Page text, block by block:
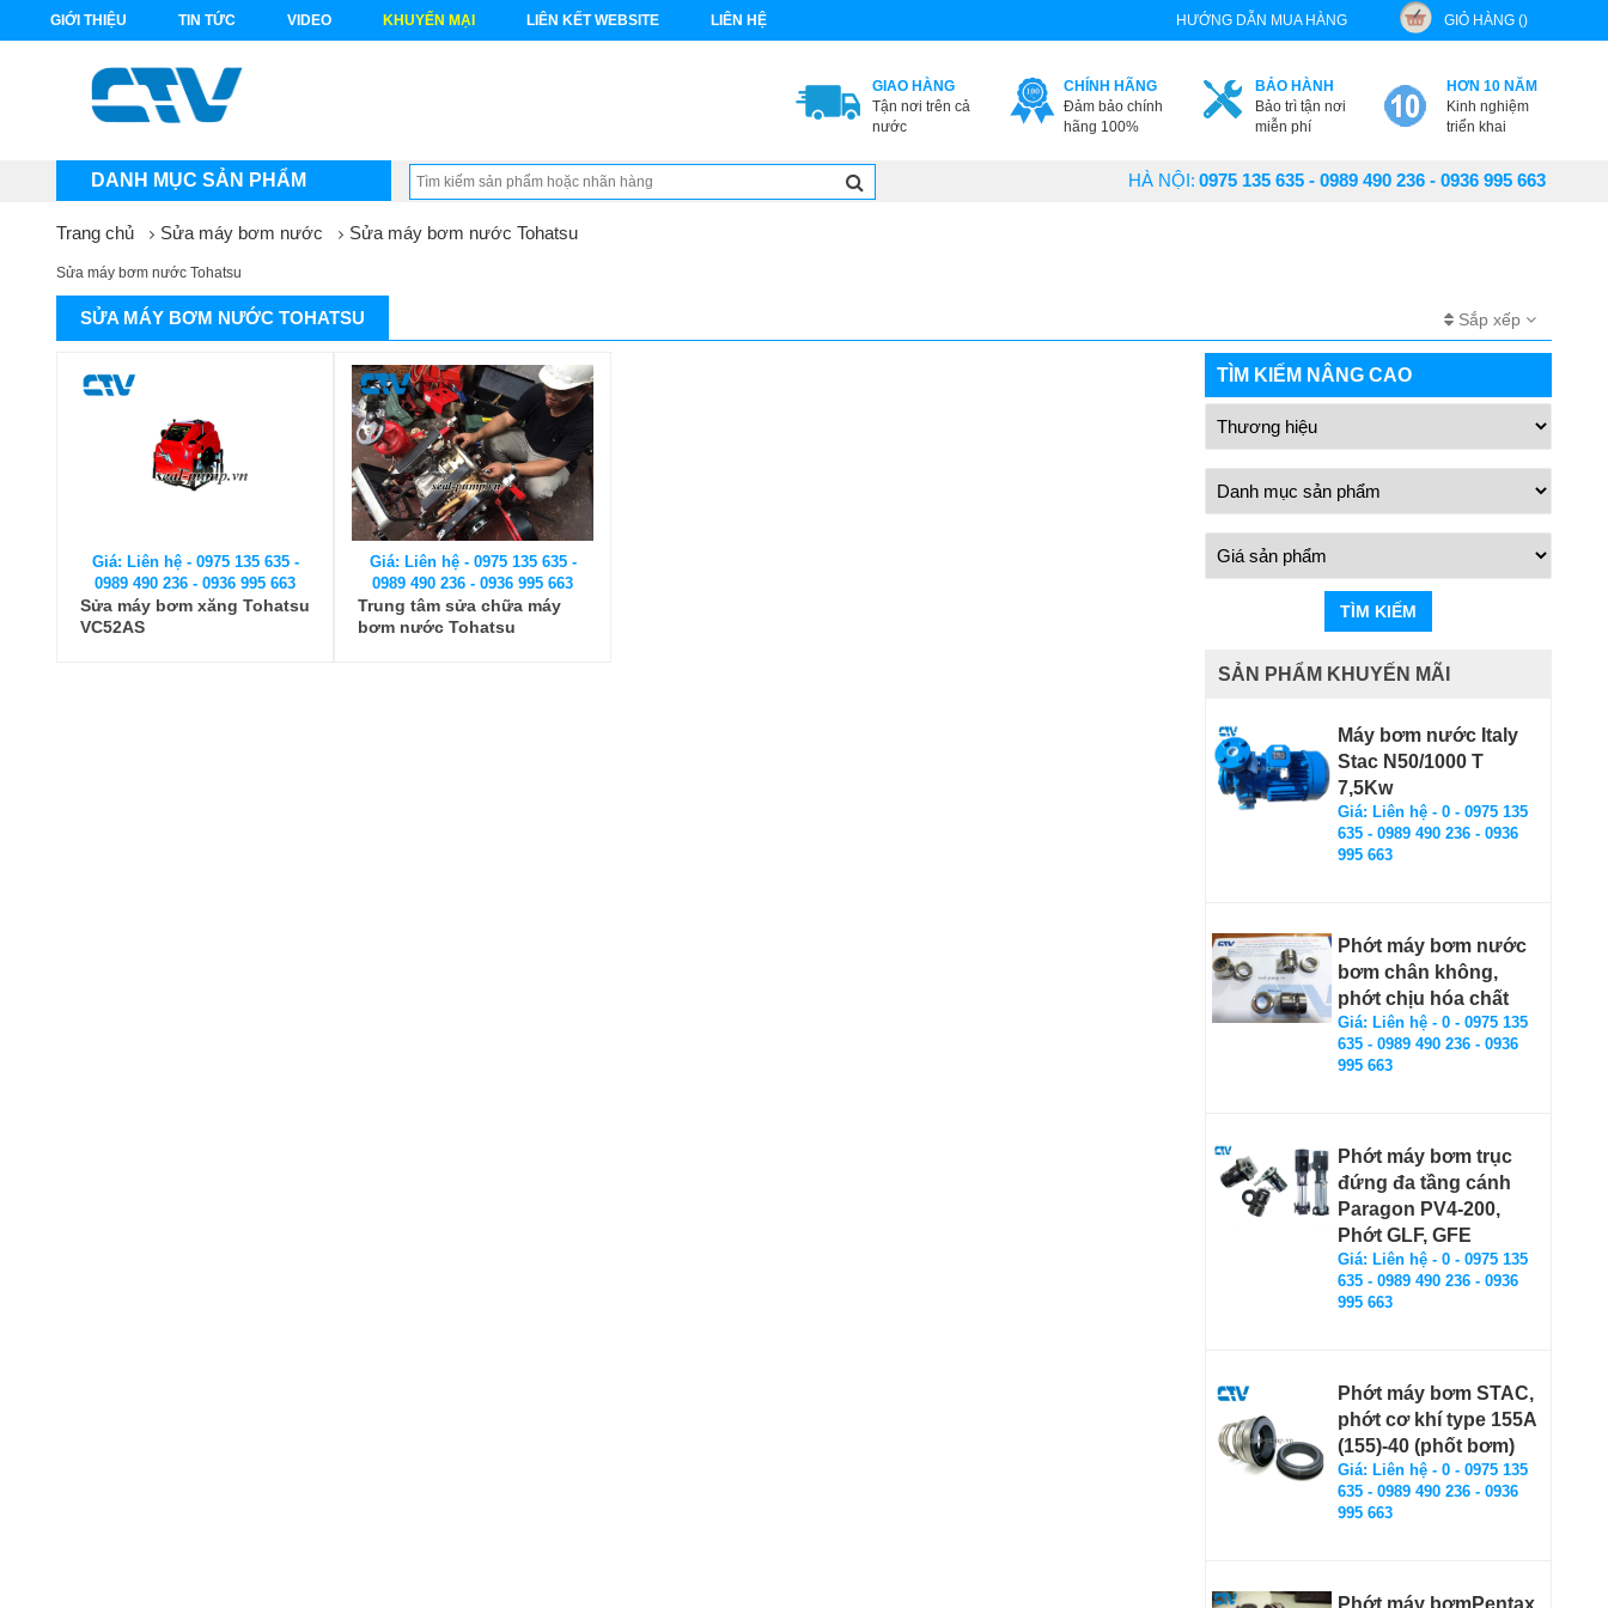
GIỚI THIỆU TIN TỨC VIDEO KHUYẾN MẠI LIÊN KẾT WEBSITE LIÊN HỆ HƯỚNG DẪN MUA HÀNG GIỎ HÀNG ()
GIAO HÀNG
Tận nơi trên cả
nước
CHÍNH HÃNG
Đảm bảo chính
hãng 100%
BẢO HÀNH
Bảo trì tận nơi
miễn phí
HƠN 10 NĂM
Kinh nghiệm
triển khai
DANH MỤC SẢN PHẨM HÀ NỘI: 0975 135 635 - 0989 490 236 - 0936 995 663
Trang chủ Sửa máy bơm nước Sửa máy bơm nước Tohatsu
Sửa máy bơm nước Tohatsu
SỬA MÁY BƠM NƯỚC TOHATSU Sắp xếp
Giá: Liên hệ - 0975 135 635 -
0989 490 236 - 0936 995 663
Sửa máy bơm xăng Tohatsu
VC52AS
Giá: Liên hệ - 0975 135 635 -
0989 490 236 - 0936 995 663
Trung tâm sửa chữa máy
bơm nước Tohatsu
TÌM KIẾM NÂNG CAO
TÌM KIẾM
SẢN PHẨM KHUYẾN MÃI
Máy bơm nước Italy
Stac N50/1000 T
7,5Kw
Giá: Liên hệ - 0 - 0975 135
635 - 0989 490 236 - 0936
995 663
Phớt máy bơm nước
bơm chân không,
phớt chịu hóa chất
Giá: Liên hệ - 0 - 0975 135
635 - 0989 490 236 - 0936
995 663
Phớt máy bơm trục
đứng đa tầng cánh
Paragon PV4-200,
Phớt GLF, GFE
Giá: Liên hệ - 0 - 0975 135
635 - 0989 490 236 - 0936
995 663
Phớt máy bơm STAC,
phớt cơ khí type 155A
(155)-40 (phốt bơm)
Giá: Liên hệ - 0 - 0975 135
635 - 0989 490 236 - 0936
995 663
Phớt máy bơmPentax